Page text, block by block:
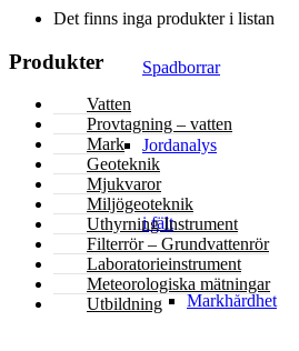
Spadborrar
Jordanalys
i fält
Markhårdhet
Det finns inga produkter i listan
Produkter
Vatten
Provtagning – vatten
Mark
Geoteknik
Mjukvaror
Miljögeoteknik
Uthyrning Instrument
Filterrör – Grundvattenrör
Laboratorieinstrument
Meteorologiska mätningar
Utbildning